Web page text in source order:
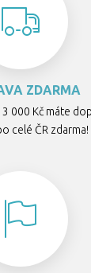
ZDARMA
000 Kč máte
celé ČR zdarma!